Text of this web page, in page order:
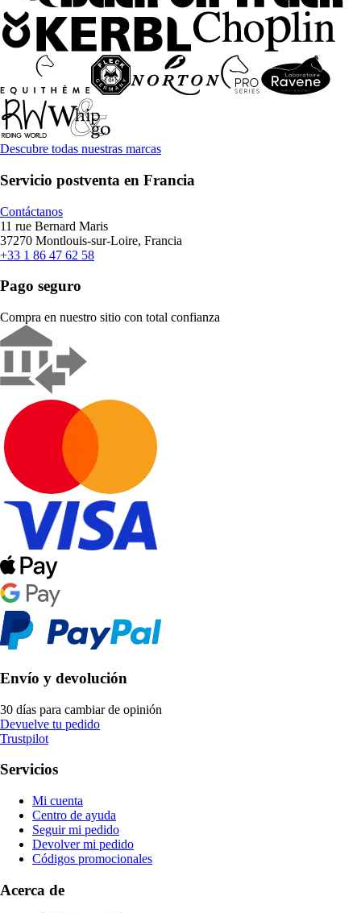
Descubre todas nuestras marcas
Servicio postventa en Francia
Contáctanos
11 rue Bernard Maris
37270 Montlouis-sur-Loire, Francia
+33 1 86 47 62 58
Pago seguro
Compra en nuestro sitio con total confianza
Envío y devolución
30 días para cambiar de opinión
Devuelve tu pedido
Trustpilot
Servicios
Mi cuenta
Centro de ayuda
Seguir mi pedido
Devolver mi pedido
Códigos promocionales
Acerca de